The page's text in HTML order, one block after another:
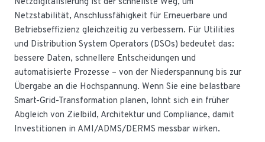
Netzstabilität, Anschlussfähigkeit für Erneuerbare und
Betriebseffizienz gleichzeitig zu verbessern. Für Utilities
und Distribution System Operators (DSOs) bedeutet das:
bessere Daten, schnellere Entscheidungen und
automatisierte Prozesse – von der Niederspannung bis zur
Übergabe an die Hochspannung. Wenn Sie eine belastbare
Smart-Grid-Transformation planen, lohnt sich ein früher
Abgleich von Zielbild, Architektur und Compliance, damit
Investitionen in AMI/ADMS/DERMS messbar wirken.